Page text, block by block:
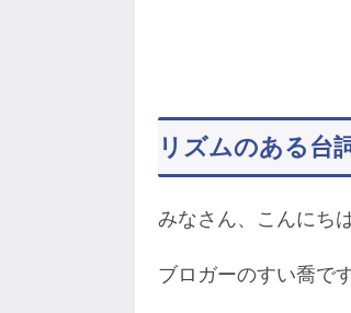
リズムのある台
みなさん、こんにちは
ブロガーのすい喬です